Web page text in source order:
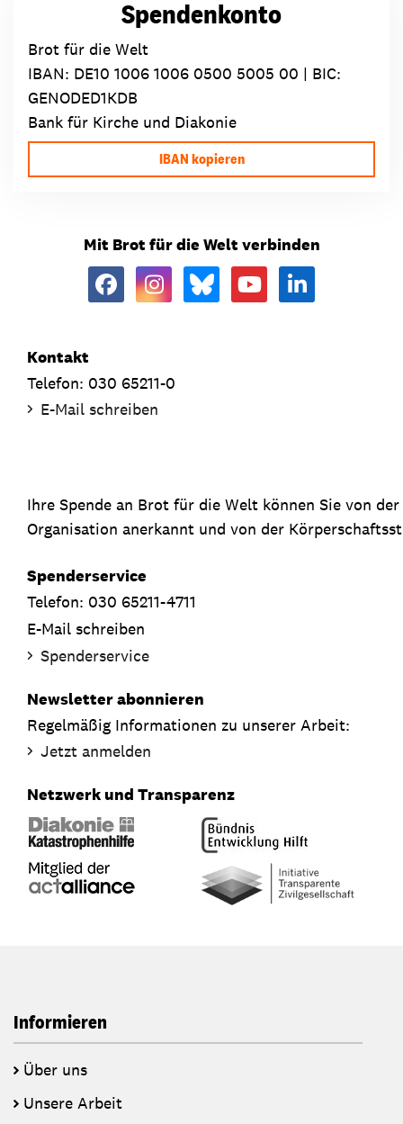
Spendenkonto
Brot für die Welt
IBAN: DE10 1006 1006 0500 5005 00 | BIC:
GENODED1KDB
Bank für Kirche und Diakonie
IBAN kopieren
Mit Brot für die Welt verbinden
Kontakt
Telefon: 030 65211-0
E-Mail schreiben
Ihre Spende an Brot für die Welt können Sie von
Organisation anerkannt und von der
Spenderservice
Telefon: 030 65211-4711
E-Mail schreiben
Spenderservice
Newsletter abonnieren
Regelmäßig Informationen zu unserer Arbeit:
Jetzt anmelden
Netzwerk und Transparenz
Informieren
Über uns
Unsere Arbeit